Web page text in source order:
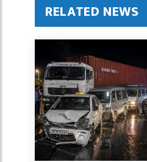
RELATED NEWS